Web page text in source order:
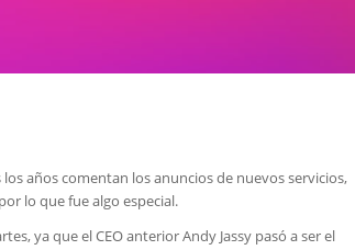
años comentan los anuncios de nuevos servicios,
lo que fue algo especial.
ya que el CEO anterior Andy Jassy pasó a ser el